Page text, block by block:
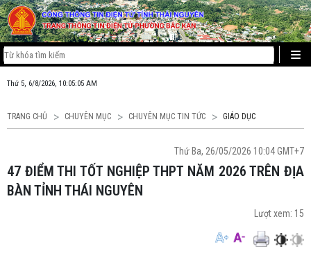
Thứ 5, 6/8/2026, 10:05:05 AM
TRANG CHỦ CHUYÊN MỤC CHUYÊN MỤC TIN TỨC GIÁO DỤC
Thứ Ba, 26/05/2026 10:04 GMT+7
47 ĐIỂM THI TỐT NGHIỆP THPT NĂM 2026 TRÊN ĐỊA
BÀN TỈNH THÁI NGUYÊN
Lượt xem: 15